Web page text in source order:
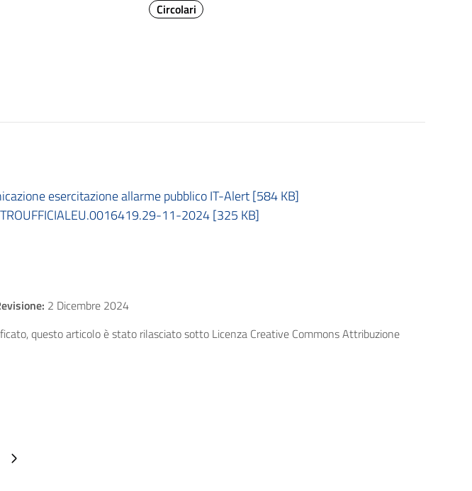
Circolari
esercitazione allarme pubblico IT-Alert [584 KB]
11-2024 [325 KB]
2 Dicembre 2024
questo articolo è stato rilasciato sotto Licenza Creative Commons Attribuzione
successiva